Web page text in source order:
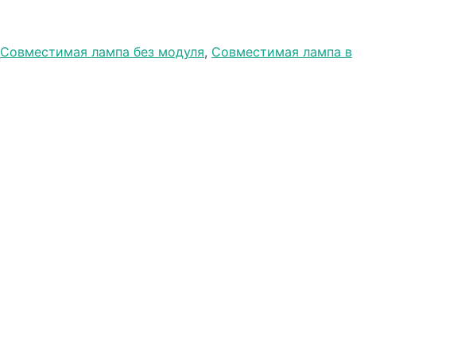
Совместимая лампа без модуля, Совместимая лампа в